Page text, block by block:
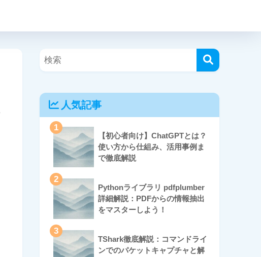
人気記事
1
【初心者向け】ChatGPTとは？
使い方から仕組み、活用事例ま
で徹底解説
2
Pythonライブラリ pdfplumber
詳細解説：PDFからの情報抽出
をマスターしよう！
3
TShark徹底解説：コマンドライ
ンでのパケットキャプチャと解